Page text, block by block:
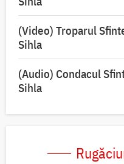
(Video) Troparul
Sihla
(Audio) Condacul
Sihla